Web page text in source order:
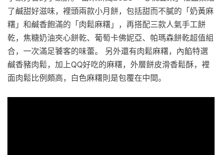
了鹹甜好滋味，裡頭兩款小月餅，包括甜而不膩的「奶黃麻
糬」和鹹香飽滿的「肉鬆麻糬」，再搭配三款人氣手工餅
乾，焦糖奶油夾心餅乾、葡萄卡佛妮亞、帕瑪森餅乾超值組
合，一次滿足饕客的味蕾。 另外還有肉鬆麻糬，內餡特選
鹹香豬肉鬆，加上QQ好吃的麻糬，外層餅皮滑香鬆酥，裡
面肉鬆比例頗高，白色麻糬則是包覆在中間。